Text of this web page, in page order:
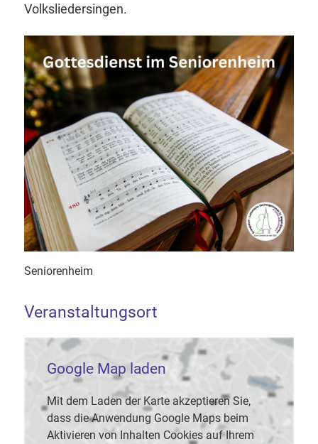
Volksliedersingen.
Seniorenheim
Veranstaltungsort
Google Map laden
Mit dem Laden der Karte akzeptieren Sie,
dass die Anwendung Google Maps beim
Aktivieren von Inhalten Cookies auf Ihrem